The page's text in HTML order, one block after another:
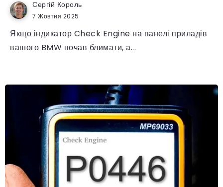
Сергій Король
7 Жовтня 2025
Якщо індикатор Check Engine на панелі приладів
вашого BMW почав блимати, а...